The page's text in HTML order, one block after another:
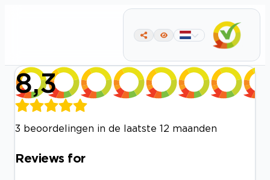
8,3
3 beoordelingen in de laatste 12 maanden
Reviews for